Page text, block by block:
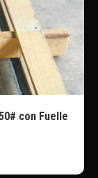
con Fuelle